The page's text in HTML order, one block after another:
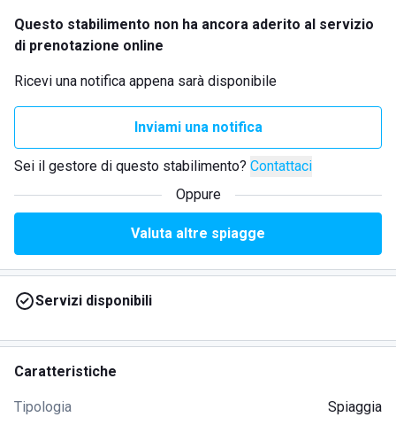
Questo stabilimento non ha ancora aderito al servizio
di prenotazione online
Ricevi una notifica appena sarà disponibile
Inviami una notifica
Sei il gestore di questo stabilimento? Contattaci
Oppure
Valuta altre spiagge
Servizi disponibili
Caratteristiche
Tipologia Spiaggia